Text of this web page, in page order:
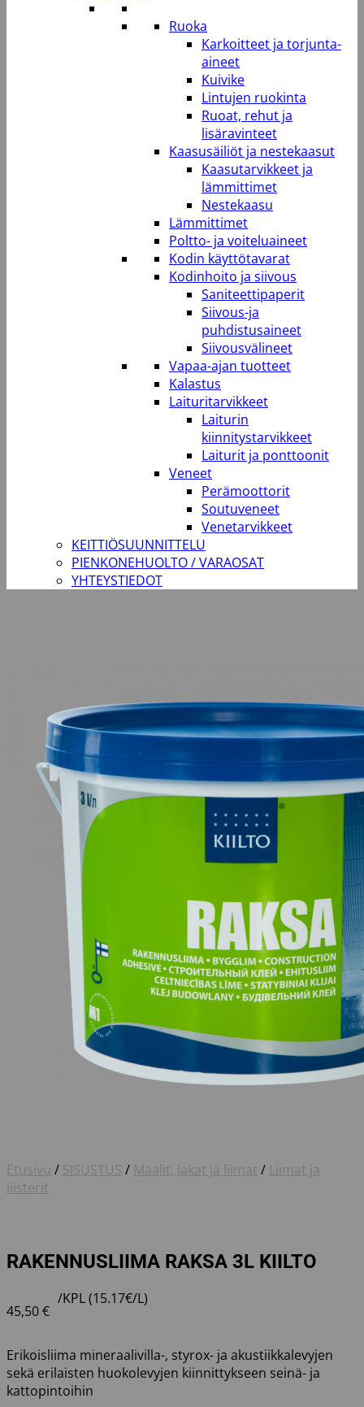
Ruoka
Karkoitteet ja torjunta-
aineet
Kuivike
Lintujen ruokinta
Ruoat, rehut ja
lisäravinteet
Kaasusäiliöt ja nestekaasut
Kaasutarvikkeet ja
lämmittimet
Nestekaasu
Lämmittimet
Poltto- ja voiteluaineet
Kodin käyttötavarat
Kodinhoito ja siivous
Saniteettipaperit
Siivous-ja
puhdistusaineet
Siivousvälineet
Vapaa-ajan tuotteet
Kalastus
Laituritarvikkeet
Laiturin
kiinnitystarvikkeet
Laiturit ja ponttoonit
Veneet
Perämoottorit
Soutuveneet
Venetarvikkeet
KEITTIÖSUUNNITTELU
PIENKONEHUOLTO / VARAOSAT
YHTEYSTIEDOT
Etusivu / SISUSTUS / Maalit, lakat ja liimat / Liimat ja
liisterit
RAKENNUSLIIMA RAKSA 3L KIILTO
45,50€
/KPL (15.17€/L)
Erikoisliima mineraalivilla-, styrox- ja akustiikkalevyjen
sekä erilaisten huokolevyjen kiinnittykseen seinä- ja
kattopintoihin